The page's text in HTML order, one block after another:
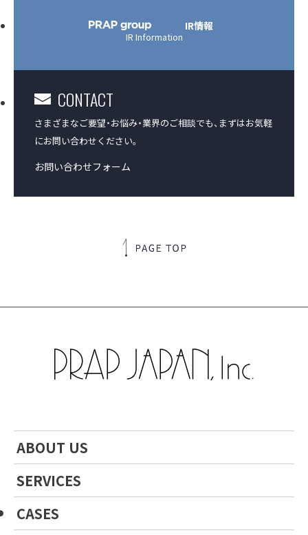
IR情報
IR Information
CONTACT
さまざまなご要望・お悩み・業界のご相談でも、 まずはお気軽
にお問い合わせください。
お問い合わせフォーム
ABOUT US
SERVICES
CASES